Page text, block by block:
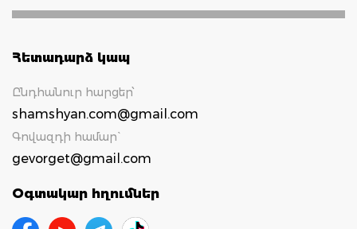
Հետադարձ կապ
Ընդհանուր հարցեր՝
shamshyan.com@gmail.com
Գովազդի համար`
gevorget@gmail.com
Օգտակար հղումներ